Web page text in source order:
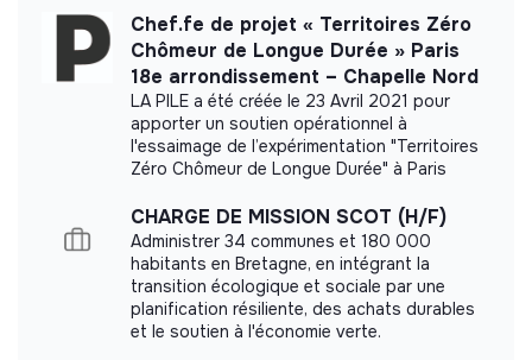
- Maîtrise des méthodes de gestion de projet
- Qualités relationnelles et de communication afin
d’assurer une interaction efficace avec l’ensemble des
interlocuteurs
- Capacité à travailler en équipe
- Capacité d’organisation, de planification et de gestion
- Capacité d’adaptation
> 2000 employees
Social
Impact study
La Croix-Rouge française did not yet
communicate its impact measurement.
Labels and certifications
Chef.fe de projet « Territoires Zéro
Chômeur de Longue Durée » Paris
18e arrondissement – Chapelle Nord
LA PILE a été créée le 23 Avril 2021 pour
apporter un soutien opérationnel à
l'essaimage de l’expérimentation "Territoires
Zéro Chômeur de Longue Durée" à Paris
CHARGE DE MISSION SCOT (H/F)
Administrer 34 communes et 180 000
habitants en Bretagne, en intégrant la
transition écologique et sociale par une
planification résiliente, des achats durables
et le soutien à l'économie verte.